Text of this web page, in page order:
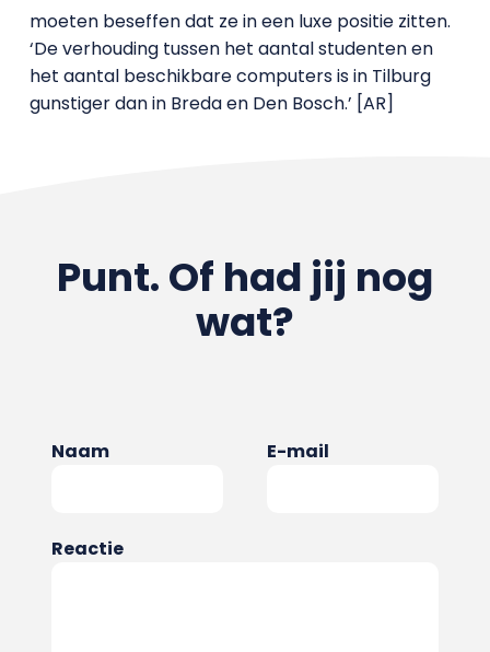
moeten beseffen dat ze in een luxe positie zitten.
‘De verhouding tussen het aantal studenten en
het aantal beschikbare computers is in Tilburg
gunstiger dan in Breda en Den Bosch.’ [AR]
Punt. Of had jij nog
wat?
Naam E-mail
Reactie